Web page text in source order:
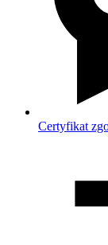
Certyfikat